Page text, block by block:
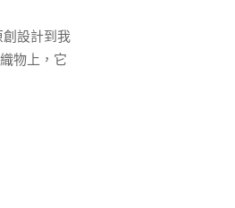
設計到我
物上，它